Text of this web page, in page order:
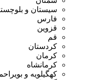
سیستان و
فارس
قزوین
قم
کردستان
کرمان
کرمانشاه
کهگیلویه و